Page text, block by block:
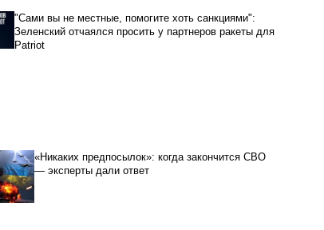
"Сами вы не местные, помогите хоть санкциями":
Зеленский отчаялся просить у партнеров ракеты для
Patriot
«Никаких предпосылок»: когда закончится СВО
— эксперты дали ответ